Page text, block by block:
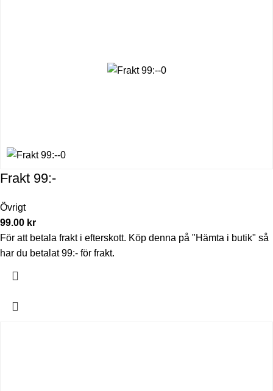
Frakt 99:-
Övrigt
99.00 kr
För att betala frakt i efterskott. Köp denna på "Hämta i butik" så
har du betalat 99:- för frakt.